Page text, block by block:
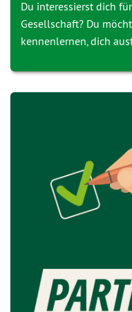
Du interessierst dich
Gesellschaft? Du
kennenlernen, dich